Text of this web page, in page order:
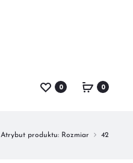
0 0
Atrybut produktu: Rozmiar 42